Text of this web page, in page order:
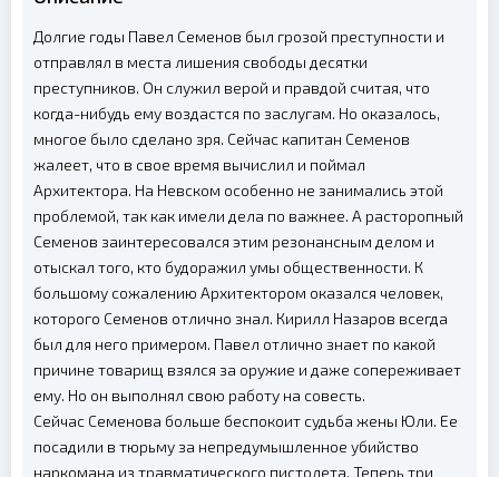
Долгие годы Павел Семенов был грозой преступности и
отправлял в места лишения свободы десятки
преступников. Он служил верой и правдой считая, что
когда-нибудь ему воздастся по заслугам. Но оказалось,
многое было сделано зря. Сейчас капитан Семенов
жалеет, что в свое время вычислил и поймал
Архитектора. На Невском особенно не занимались этой
проблемой, так как имели дела по важнее. А расторопный
Семенов заинтересовался этим резонансным делом и
отыскал того, кто будоражил умы общественности. К
большому сожалению Архитектором оказался человек,
которого Семенов отлично знал. Кирилл Назаров всегда
был для него примером. Павел отлично знает по какой
причине товарищ взялся за оружие и даже сопереживает
ему. Но он выполнял свою работу на совесть.
Сейчас Семенова больше беспокоит судьба жены Юли. Ее
посадили в тюрьму за непредумышленное убийство
наркомана из травматического пистолета. Теперь три